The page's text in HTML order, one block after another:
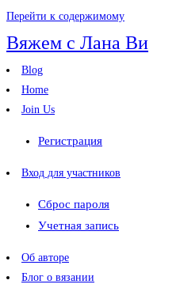
Перейти к содержимому
Вяжем с Лана Ви
Blog
Home
Join Us
Регистрация
Вход для участников
Сброс пароля
Учетная запись
Об авторе
Блог о вязании